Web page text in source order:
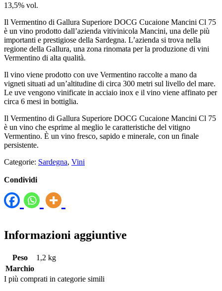
13,5% vol.
Il Vermentino di Gallura Superiore DOCG Cucaione Mancini Cl 75
è un vino prodotto dall’azienda vitivinicola Mancini, una delle più
importanti e prestigiose della Sardegna. L’azienda si trova nella
regione della Gallura, una zona rinomata per la produzione di vini
Vermentino di alta qualità.
Il vino viene prodotto con uve Vermentino raccolte a mano da
vigneti situati ad un’altitudine di circa 300 metri sul livello del mare.
Le uve vengono vinificate in acciaio inox e il vino viene affinato per
circa 6 mesi in bottiglia.
Il Vermentino di Gallura Superiore DOCG Cucaione Mancini Cl 75
è un vino che esprime al meglio le caratteristiche del vitigno
Vermentino. È un vino fresco, sapido e minerale, con un finale
persistente.
Categorie: Sardegna, Vini
Condividi
Informazioni aggiuntive
Peso
1,2 kg
Marchio
I più comprati in categorie simili